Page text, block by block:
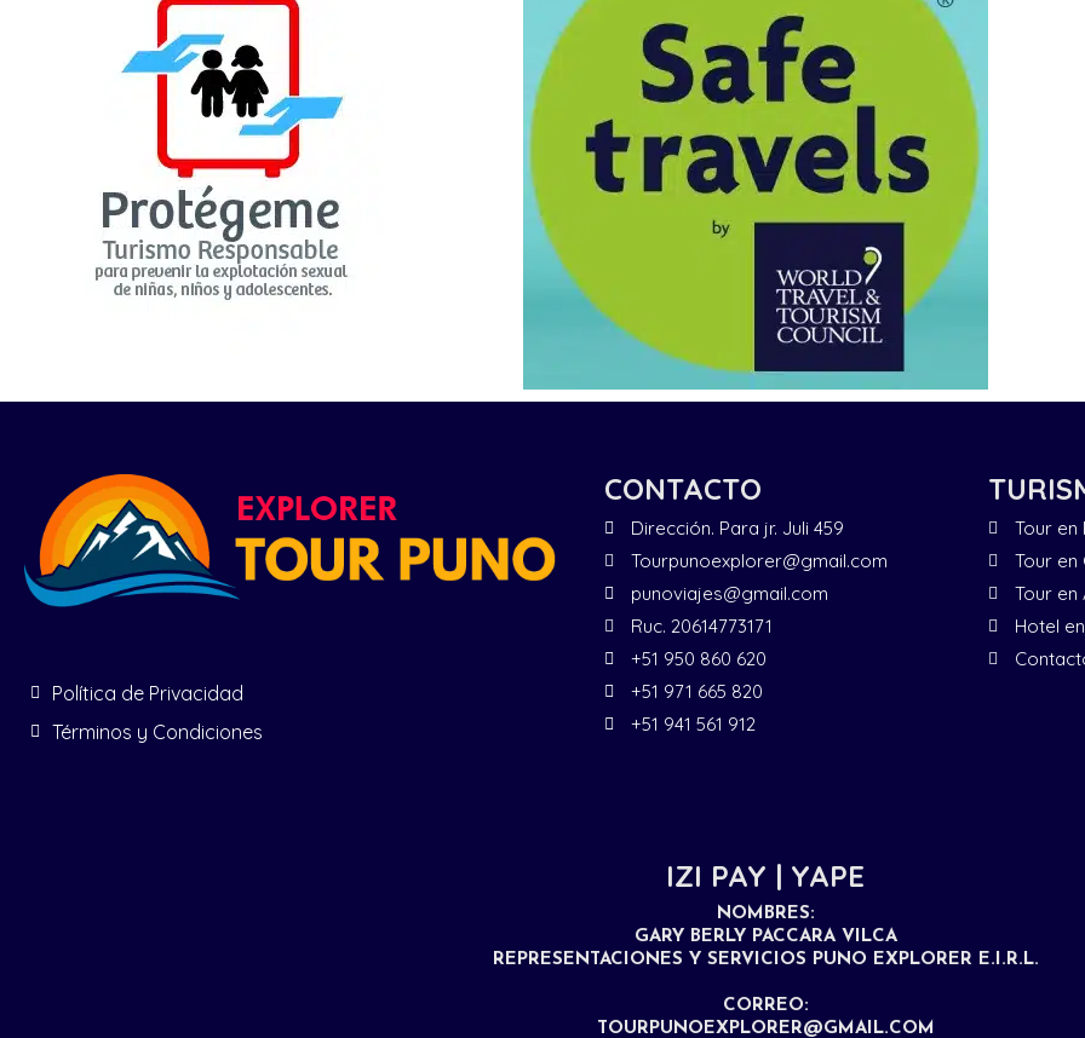
Política de Privacidad
Términos y Condiciones
CONTACTO
Dirección. Para jr. Juli 459
Tourpunoexplorer@gmail.com
punoviajes@gmail.com
Ruc. 20614773171
+51 950 860 620
+51 971 665 820
+51 941 561 912
Tour en
Tour en
Tour en
Hotel
IZI PAY | YAPE
NOMBRES:
GARY BERLY PACCARA VILCA
REPRESENTACIONES Y SERVICIOS PUNO EXPLORER E.I.R.L.
CORREO:
TOURPUNOEXPLORER@GMAIL.COM